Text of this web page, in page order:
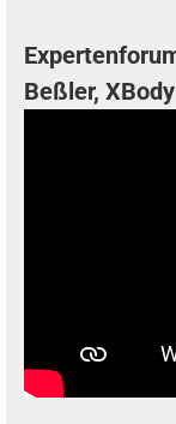
Beßler,